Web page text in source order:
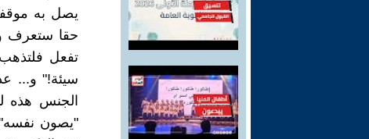
يصل به
حقا ستعرف
تفعل
سيئة!" و...
الجنس هذه
"يصون نفسه"